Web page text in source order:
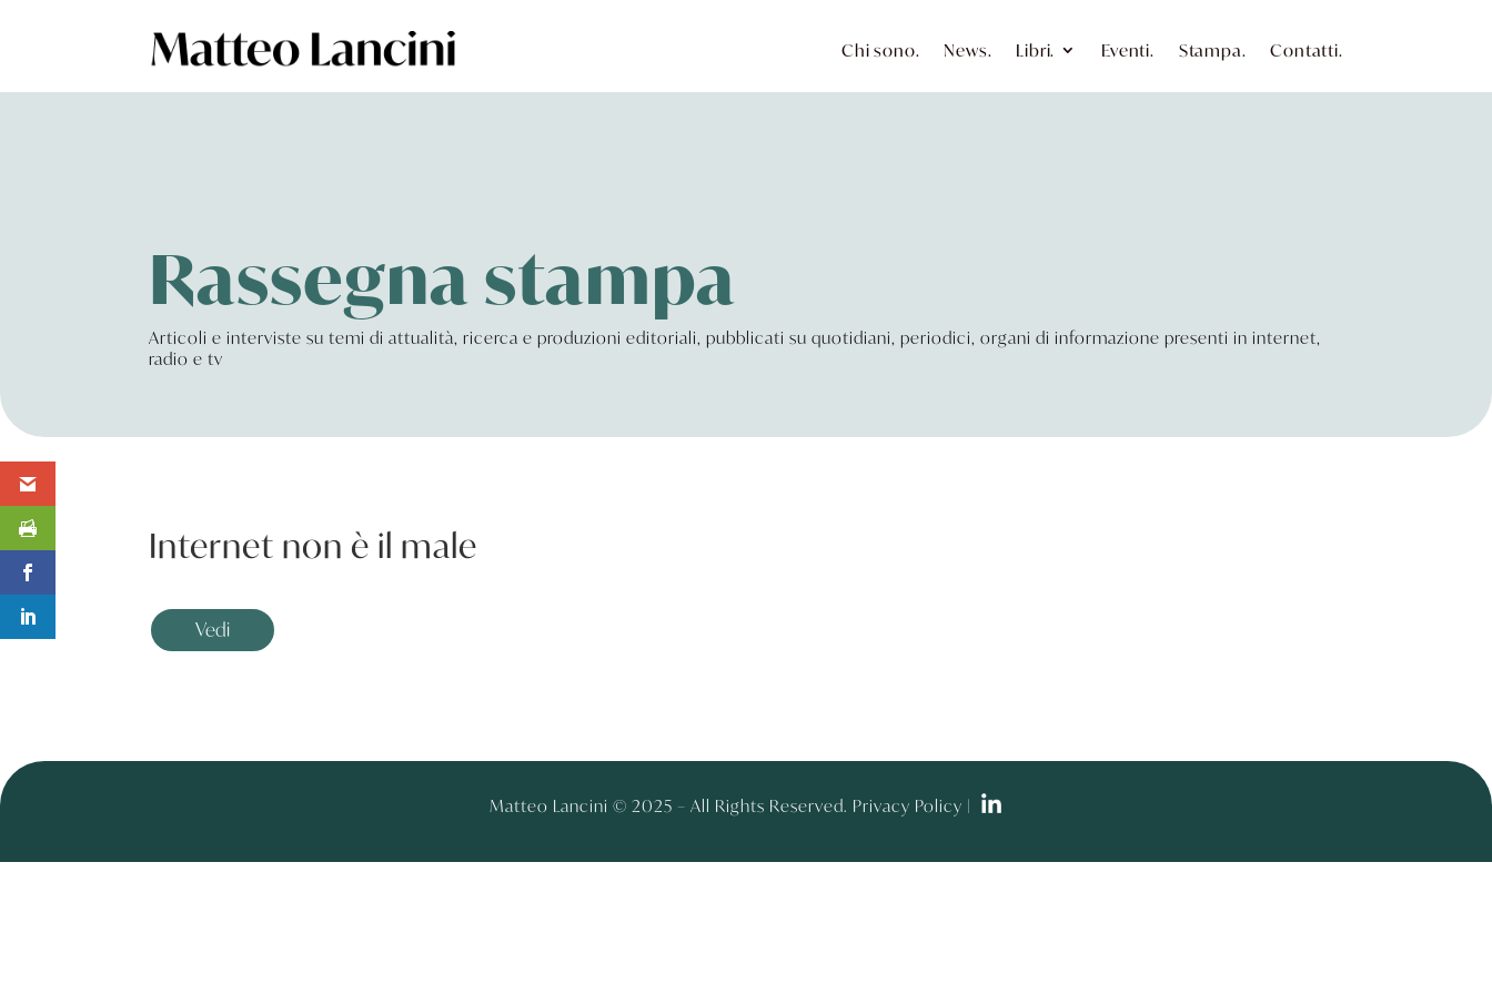
Chi sono. News. Libri. Eventi. Stampa. Contatti.
Rassegna stampa
Articoli e interviste su temi di attualità, ricerca e produzioni editoriali, pubblicati su quotidiani, periodici, organi di informazione presenti in internet,
radio e tv
Internet non è il male
Vedi
Matteo Lancini © 2025 – All Rights Reserved. Privacy Policy |